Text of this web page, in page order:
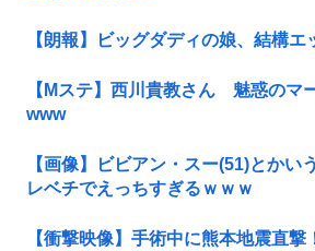
【朗報】ビッグダディの娘、結構エ
【Mステ】西川貴教さん 魅惑のマ
www
【画像】ビビアン・スー(51)とかい
レベチでえっちすぎるｗｗｗ
【衝撃映像】手術中に熊本地震直